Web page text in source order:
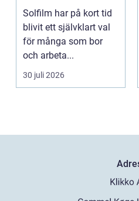
och mer privat
inomhusmiljö
Solfilm har på kort tid
blivit ett självklart val
för många som bor
och arbeta...
30 juli 2026